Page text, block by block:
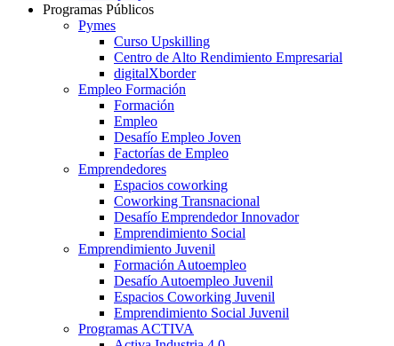
Programas Públicos
Pymes
Curso Upskilling
Centro de Alto Rendimiento Empresarial
digitalXborder
Empleo Formación
Formación
Empleo
Desafío Empleo Joven
Factorías de Empleo
Emprendedores
Espacios coworking
Coworking Transnacional
Desafío Emprendedor Innovador
Emprendimiento Social
Emprendimiento Juvenil
Formación Autoempleo
Desafío Autoempleo Juvenil
Espacios Coworking Juvenil
Emprendimiento Social Juvenil
Programas ACTIVA